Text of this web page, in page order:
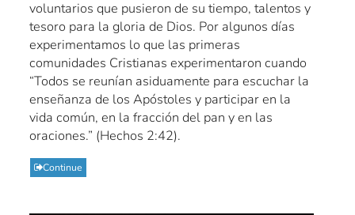
voluntarios que pusieron de su tiempo, talentos y
tesoro para la gloria de Dios. Por algunos días
experimentamos lo que las primeras
comunidades Cristianas experimentaron cuando
“Todos se reunían asiduamente para escuchar la
enseñanza de los Apóstoles y participar en la
vida común, en la fracción del pan y en las
oraciones.” (Hechos 2:42).
Continue